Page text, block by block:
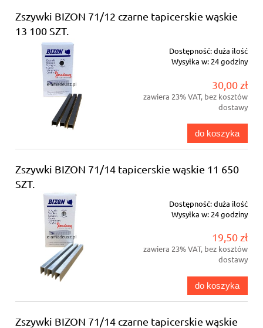
Zszywki BIZON 71/12 czarne tapicerskie wąskie
13 100 SZT.
Dostępność:duża ilość
Wysyłka w: 24 godziny
30,00 zł
zawiera 23% VAT, bez kosztów
dostawy
do koszyka
Zszywki BIZON 71/14 tapicerskie wąskie 11 650
SZT.
Dostępność:duża ilość
Wysyłka w: 24 godziny
19,50 zł
zawiera 23% VAT, bez kosztów
dostawy
do koszyka
Zszywki BIZON 71/14 czarne tapicerskie wąskie